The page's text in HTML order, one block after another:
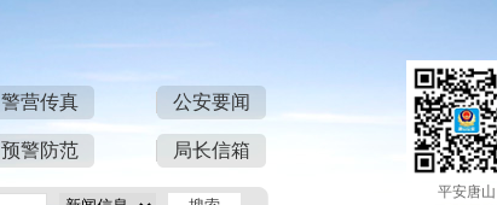
警营传真 公安要闻
预警防范 局长信箱
平安唐山